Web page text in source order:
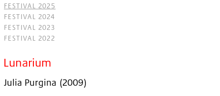
FESTIVAL 2025
FESTIVAL 2024
FESTIVAL 2023
FESTIVAL 2022
Lunarium
Julia Purgina (2009)